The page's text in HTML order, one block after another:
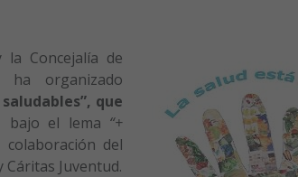
Concejalía de
ha organizado
que
bajo el lema “+
del
Juventud.